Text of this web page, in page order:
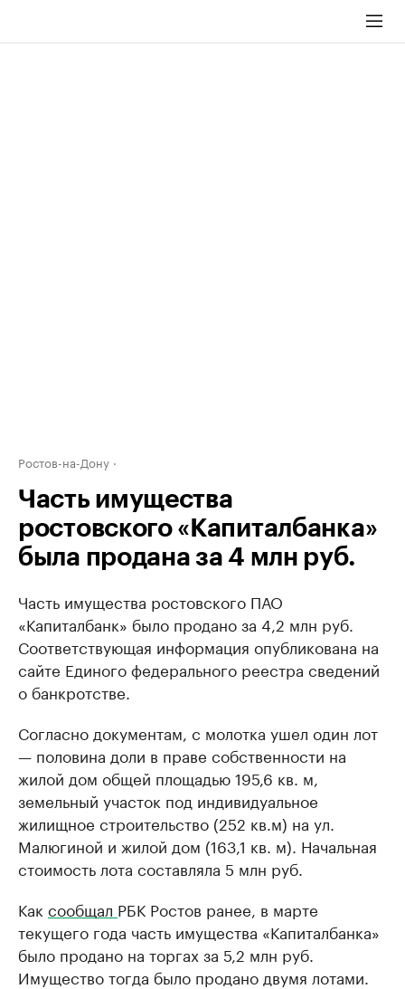
Ростов-на-Дону
Часть имущества
ростовского «Капиталбанка»
была продана за 4 млн руб.
Часть имущества ростовского ПАО
«Капиталбанк» было продано за 4,2 млн руб.
Соответствующая информация опубликована на
сайте Единого федерального реестра сведений
о банкротстве.
Согласно документам, с молотка ушел один лот
— половина доли в праве собственности на
жилой дом общей площадью 195,6 кв. м,
земельный участок под индивидуальное
жилищное строительство (252 кв.м) на ул.
Малюгиной и жилой дом (163,1 кв. м). Начальная
стоимость лота составляла 5 млн руб.
Как сообщал РБК Ростов ранее, в марте
текущего года часть имущества «Капиталбанка»
было продано на торгах за 5,2 млн руб.
Имущество тогда было продано двумя лотами.